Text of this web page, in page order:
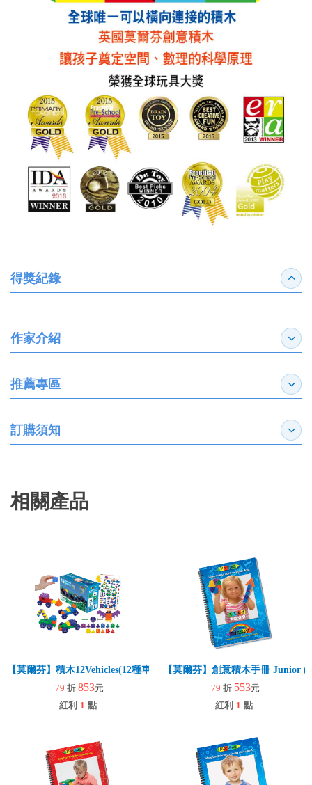
得獎紀錄 收合
作家介紹 展開
推薦專區 展開
訂購須知 展開
相關產品
【莫爾芬】積木12Vehicles(12種車輛)140pcs
79 折 853元
紅利 1 點
【莫爾芬】創意積木手冊 Junior (
79 折 553元
紅利 1 點